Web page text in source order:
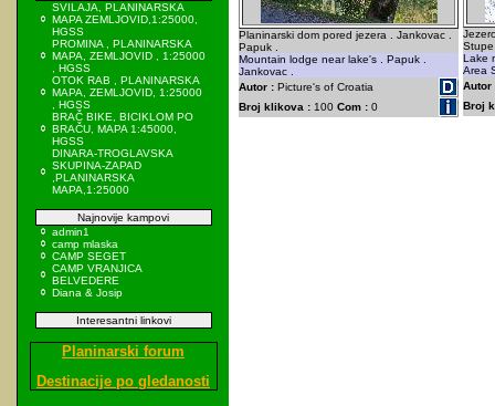
SVILAJA, PLANINARSKA
MAPA ZEMLJOVID,1:25000,
HGSS
PROMINA , PLANINARSKA
MAPA, ZEMLJOVID , 1:25000
, HGSS
OTOK RAB , PLANINARSKA
MAPA, ZEMLJOVID, 1:25000
, HGSS
BRAČ BIKE, BICIKLOM PO
BRAČU, MAPA 1:45000,
HGSS
DINARA-TROGLAVSKA
SKUPINA-ZAPAD
,PLANINARSKA
MAPA,1:25000
Najnovije kampovi
admin1
camp mlaska
CAMP SEGET
CAMP VRANJICA
BELVEDERE
Diana & Josip
Interesantni linkovi
Planinarski forum
Destinacije po gledanosti
Planinarski dom pored jezera . Jankovac .
Papuk .
Mountain lodge near lake's . Papuk .
Jankovac .
Autor : Picture's of Croatia
Broj klikova : 100 Com : 0
Lake
Area
Autor
Broj